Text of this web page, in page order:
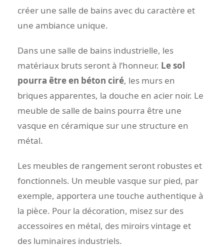
créer une salle de bains avec du caractère et
une ambiance unique.
Dans une salle de bains industrielle, les
matériaux bruts seront à l’honneur. Le sol
pourra être en béton ciré, les murs en
briques apparentes, la douche en acier noir. Le
meuble de salle de bains pourra être une
vasque en céramique sur une structure en
métal.
Les meubles de rangement seront robustes et
fonctionnels. Un meuble vasque sur pied, par
exemple, apportera une touche authentique à
la pièce. Pour la décoration, misez sur des
accessoires en métal, des miroirs vintage et
des luminaires industriels.